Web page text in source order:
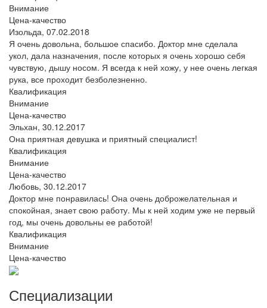
Внимание
Цена-качество
Изольда, 07.02.2018
Я очень довольна, большое спасибо. Доктор мне сделала
укол, дала назначения, после которых я очень хорошо себя
чувствую, дышу носом. Я всегда к ней хожу, у нее очень легкая
рука, все проходит безболезненно.
Квалификация
Внимание
Цена-качество
Эльхан, 30.12.2017
Она приятная девушка и приятный специалист!
Квалификация
Внимание
Цена-качество
Любовь, 30.12.2017
Доктор мне понравилась! Она очень доброжелательная и
спокойная, знает свою работу. Мы к ней ходим уже не первый
год, мы очень довольны ее работой!
Квалификация
Внимание
Цена-качество
Специализации